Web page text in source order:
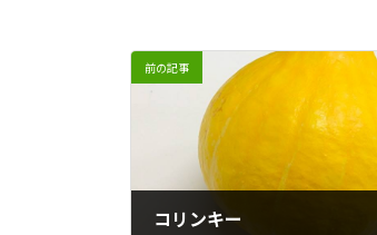
前の記事
コリンキー